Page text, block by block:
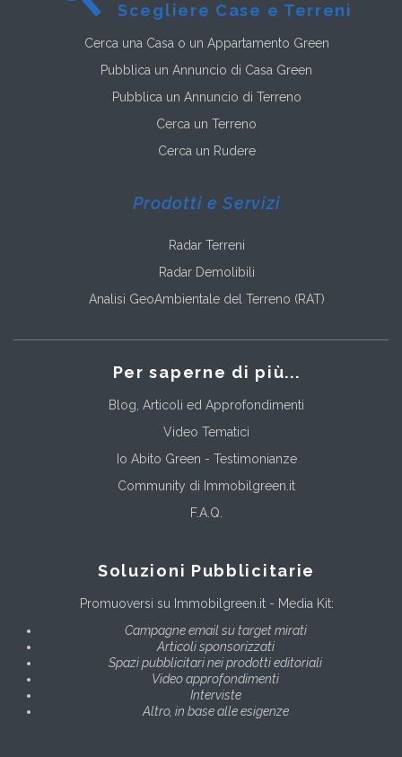
Scegliere Case e Terreni
Cerca una Casa o un Appartamento Green
Pubblica un Annuncio di Casa Green
Pubblica un Annuncio di Terreno
Cerca un Terreno
Cerca un Rudere
Prodotti e Servizi
Radar Terreni
Radar Demolibili
Analisi GeoAmbientale del Terreno (RAT)
Per saperne di più...
Blog, Articoli ed Approfondimenti
Video Tematici
Io Abito Green - Testimonianze
Community di Immobilgreen.it
F.A.Q.
Soluzioni Pubblicitarie
Promuoversi su Immobilgreen.it - Media Kit:
Campagne email su target mirati
Articoli sponsorizzati
Spazi pubblicitari nei prodotti editoriali
Video approfondimenti
Interviste
Altro, in base alle esigenze